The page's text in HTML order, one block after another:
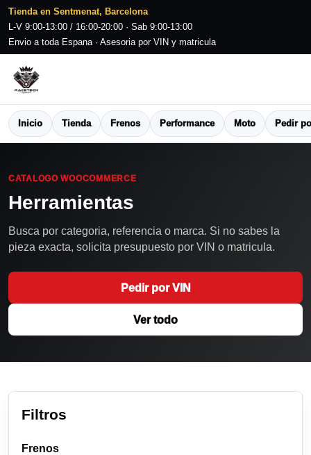
Tienda en Sentmenat, Barcelona
L-V 9:00-13:00 / 16:00-20:00 · Sab 9:00-13:00
Envio a toda Espana · Asesoria por VIN y matricula
Inicio Tienda Frenos Performance Moto Pedir
CATALOGO WOOCOMMERCE
Herramientas
Busca por categoria, referencia o marca. Si no sabes la
pieza exacta, solicita presupuesto por VIN o matricula.
Pedir por VIN
Ver todo
Filtros
Frenos